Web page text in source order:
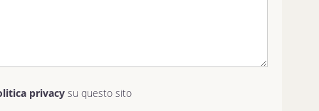
privacysu questo sito